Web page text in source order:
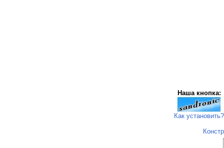
Наша кнопка:
Как установить?